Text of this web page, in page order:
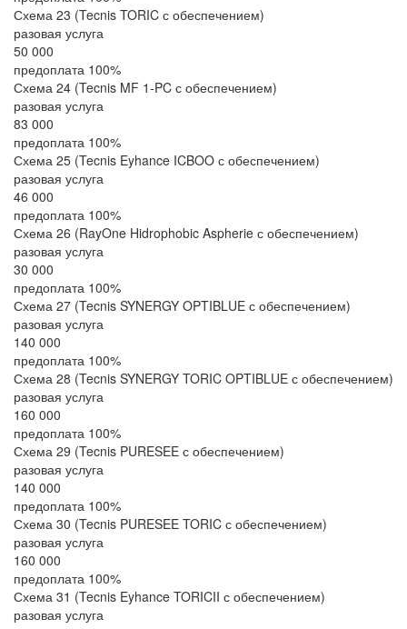
Схема 23 (Tecnis TORIC с обеспечением)
разовая услуга
50 000
предоплата 100%
Схема 24 (Tecnis MF 1-PC с обеспечением)
разовая услуга
83 000
предоплата 100%
Схема 25 (Tecnis Eyhance ICBOO с обеспечением)
разовая услуга
46 000
предоплата 100%
Схема 26 (RayOne Hidrophobic Aspherie с обеспечением)
разовая услуга
30 000
предоплата 100%
Схема 27 (Tecnis SYNERGY OPTIBLUE с обеспечением)
разовая услуга
140 000
предоплата 100%
Схема 28 (Tecnis SYNERGY TORIC OPTIBLUE с обеспечением)
разовая услуга
160 000
предоплата 100%
Схема 29 (Tecnis PURESEE с обеспечением)
разовая услуга
140 000
предоплата 100%
Схема 30 (Tecnis PURESEE TORIC с обеспечением)
разовая услуга
160 000
предоплата 100%
Схема 31 (Tecnis Eyhance TORICII с обеспечением)
разовая услуга